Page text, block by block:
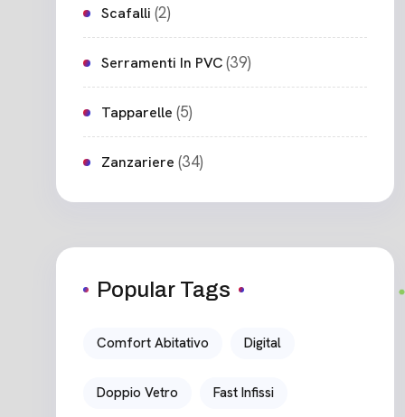
Scafalli (2)
Serramenti In PVC(39)
Tapparelle (5)
Zanzariere (34)
Popular Tags
Comfort Abitativo Digital
Doppio Vetro Fast Infissi